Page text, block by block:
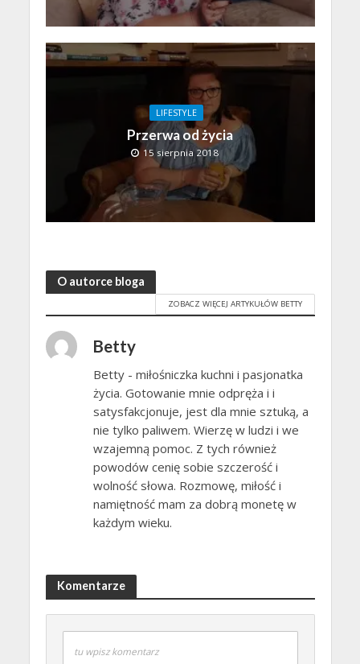
LIFESTYLE
Przerwa od życia
15 sierpnia 2018
O autorce bloga
ZOBACZ WIĘCEJ ARTYKUŁÓW BETTY
Betty
Betty - miłośniczka kuchni i pasjonatka
życia. Gotowanie mnie odpręża i i
satysfakcjonuje, jest dla mnie sztuką, a
nie tylko paliwem. Wierzę w ludzi i we
wzajemną pomoc. Z tych również
powodów cenię sobie szczerość i
wolność słowa. Rozmowę, miłość i
namiętność mam za dobrą monetę w
każdym wieku.
Komentarze
tu wpisz komentarz